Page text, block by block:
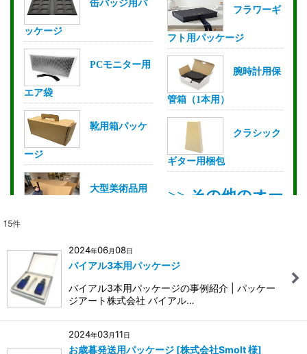
15件
2024年06月08日
バイアル3本用パッケージ
バイアル3本用パッケージの事例紹介 | パッケー
ジアート株式会社 バイアル…
2024年03月11日
お歳暮発送用パッケージ [株式会社Smolt 様]